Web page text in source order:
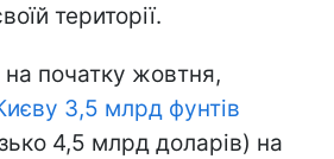
території.
початку жовтня,
3,5 млрд фунтів
4,5 млрд доларів) на